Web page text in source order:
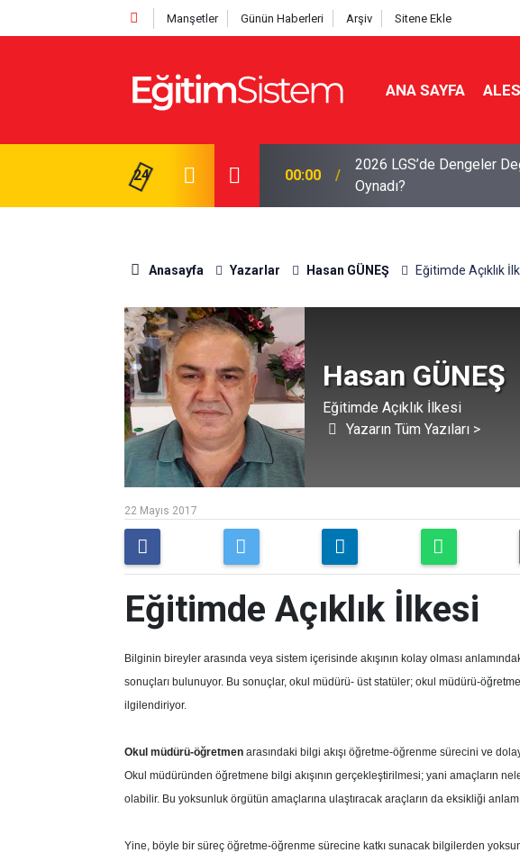
Manşetler Günün Haberleri Arşiv Sitene Ekle
ANA SAYFA
24
Heyecanı Yaşayacak: Sınav Pazar Günü 00:00
2026 LGS’de Dengeler
Oynadı?
Anasayfa Yazarlar Hasan GÜNEŞ Eğitimde Açıklık
Hasan GÜNEŞ
Eğitimde Açıklık İlkesi
Yazarın Tüm Yazıları >
22 Mayıs 2017
Eğitimde Açıklık İlkesi
Bilginin bireyler arasında veya sistem içerisinde akışının kolay olması
sonuçları bulunuyor. Bu sonuçlar, okul müdürü- üst statüler; okul müdürü-
ilgilendiriyor.
Okul müdürü-öğretmen arasındaki bilgi akışı öğretme-öğrenme sürecini ve
Okul müdüründen öğretmene bilgi akışının gerçekleştirilmesi; yani amaçların
olabilir. Bu yoksunluk örgütün amaçlarına ulaştıracak araçların da eksikliği
Yine, böyle bir süreç öğretme-öğrenme sürecine katkı sunacak bilgilerden